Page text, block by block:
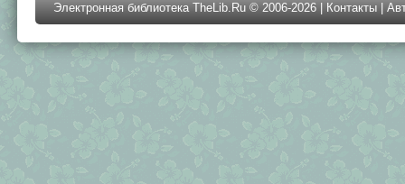
Электронная библиотека TheLib.Ru © 2006-2026 | Контакты |